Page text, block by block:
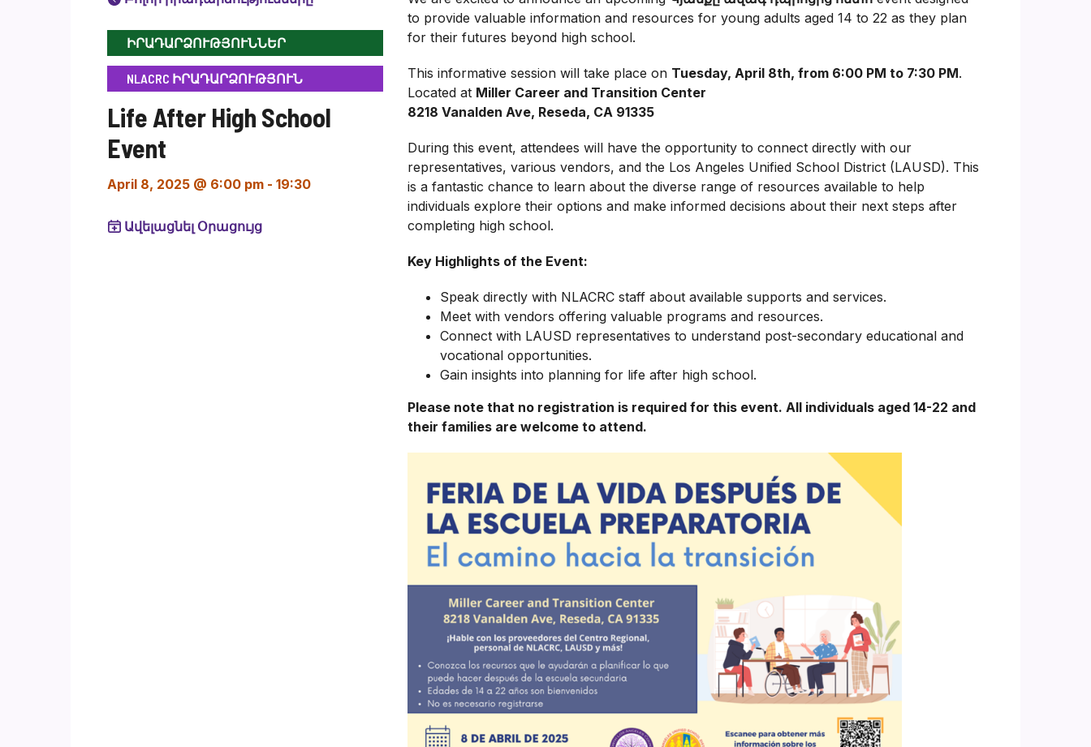
ԻՐԱԴԱՐՁՈՒԹՅՈՒՆՆԵՐ
NLACRC ԻՐԱԴԱՐՁՈՒԹՅՈՒՆ
Life After High School
Event
April 8, 2025 @ 6:00 pm - 19:30
Ավելացնել Օրացույց
to provide valuable information and resources for young adults aged 14 to 22 as they plan
for their futures beyond high school.
This informative session will take place on Tuesday, April 8th, from 6:00 PM to 7:30 PM.
Located at Miller Career and Transition Center
8218 Vanalden Ave, Reseda, CA 91335
During this event, attendees will have the opportunity to connect directly with our
representatives, various vendors, and the Los Angeles Unified School District (LAUSD). This
is a fantastic chance to learn about the diverse range of resources available to help
individuals explore their options and make informed decisions about their next steps after
completing high school.
Key Highlights of the Event:
Speak directly with NLACRC staff about available supports and services.
Meet with vendors offering valuable programs and resources.
Connect with LAUSD representatives to understand post-secondary educational and
vocational opportunities.
Gain insights into planning for life after high school.
Please note that no registration is required for this event. All individuals aged 14-22 and
their families are welcome to attend.